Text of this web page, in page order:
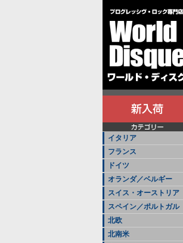
イタリア
フランス
ドイツ
オランダ／ベルギー
スイス・オーストリア
スペイン／ポルトガル
北欧
北南米